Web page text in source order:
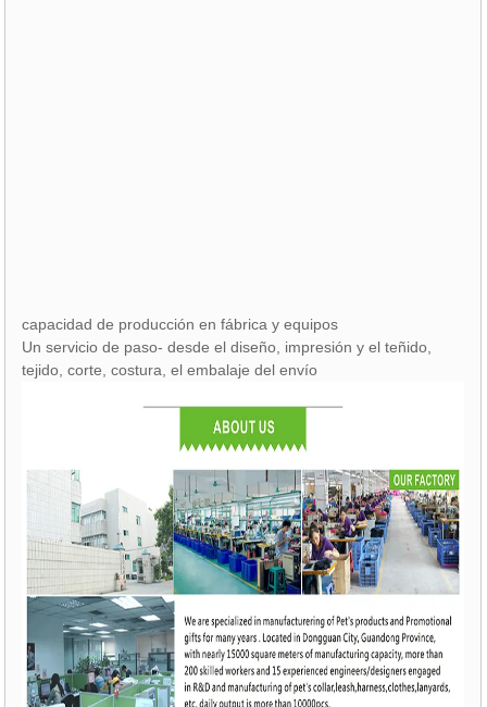
capacidad de producción en fábrica y equipos
Un servicio de paso- desde el diseño, impresión y el teñido,
tejido, corte, costura, el embalaje del envío